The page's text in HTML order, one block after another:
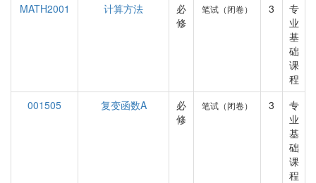
MATH2001 计算方法
必
修
笔试（闭卷） 3
专
业
基
础
课
程
001505
复变函数A
必
修
笔试（闭卷） 3
专
业
基
础
课
程